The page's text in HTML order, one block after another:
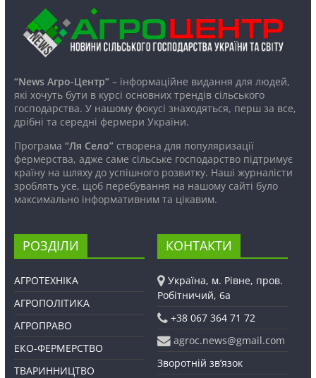
“News Агро-Центр”– інформаційне видання для людей,
які хочуть бути в курсі основних трендів сільського
господарства. У нашому фокусі знаходяться, перш за все,
дрібні та середні фермери України.
Програма “Ля Село”створена для популяризації
фермерства, адже саме сільське господарство підтримує
країну на шляху до успішного розвитку. Наші журналісти
зроблять усе, щоб перебування на нашому сайті було
максимально інформативним та цікавим.
РОЗДІЛИ
АГРОТЕХНІКА
АГРОПОЛІТИКА
АГРОПРАВО
ЕКО-ФЕРМЕРСТВО
ТВАРИННИЦТВО
КОНТАКТИ
Україна, м. Рівне, пров.
Робітничий, 6а
+38 067 364 71 72
agroc.news@gmail.com
Зворотній зв’язок